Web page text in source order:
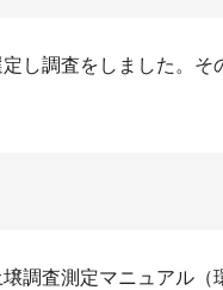
し調査をしました。
調査測定マニュアル